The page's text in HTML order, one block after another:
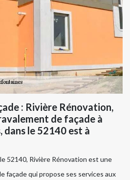
: Rivière Rénovation,
de façade à
le 52140 est à
52140, Rivière Rénovation est une
façade qui propose ses services aux